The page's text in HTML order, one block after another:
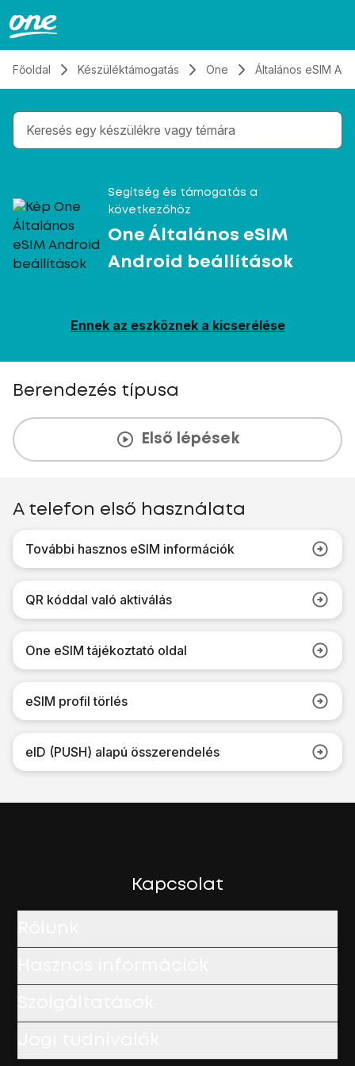
Főoldal Készüléktámogatás One Általános eSIM
Gépelés közben megjelennek a keresési
Segítség és támogatás a
következőhöz
One Általános eSIM
Android beállítások
Ennek az eszköznek a kicserélése
Berendezés típusa
Első lépések
A telefon első használata
További hasznos eSIM információk
QR kóddal való aktiválás
One eSIM tájékoztató oldal
eSIM profil törlés
eID (PUSH) alapú összerendelés
Kapcsolat